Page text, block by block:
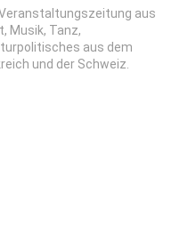
aus
Musik, Tanz,
aus dem
und der Schweiz.